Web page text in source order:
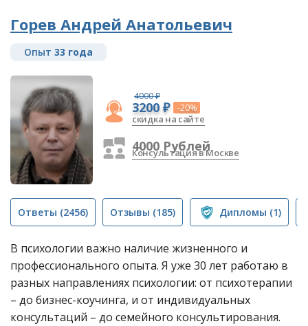
Горев Андрей Анатольевич
Опыт 33 года
4000 ₽
3200 ₽ -20%
скидка на сайте
4000 Рублей
Консультация в Москве
Ответы (2456) Отзывы (185) Дипломы (1)
В психологии важно наличие жизненного и
профессионального опыта. Я уже 30 лет работаю в
разных направлениях психологии: от психотерапии
– до бизнес-коучинга, и от индивидуальных
консультаций – до семейного консультирования.